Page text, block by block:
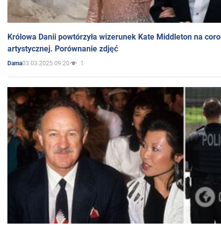
Królowa Danii powtórzyła wizerunek Kate Middleton na
artystycznej. Porównanie zdjęć
Dama03.03.2025 09:20 1